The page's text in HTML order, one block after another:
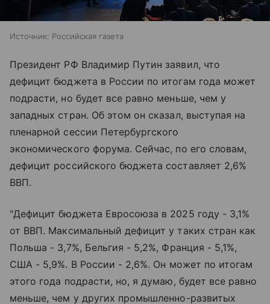
Источник: Российская газета
Президент РФ Владимир Путин заявил, что
дефицит бюджета в России по итогам года может
подрасти, но будет все равно меньше, чем у
западных стран. Об этом он сказал, выступая на
пленарной сессии Петербургского
экономического форума. Сейчас, по его словам,
дефицит российского бюджета составляет 2,6%
ВВП.
"Дефицит бюджета Евросоюза в 2025 году - 3,1%
от ВВП. Максимальный дефицит у таких стран как
Польша - 3,7%, Бельгия - 5,2%, Франция - 5,1%,
США - 5,9%. В России - 2,6%. Он может по итогам
этого года подрасти, но, я думаю, будет все равно
меньше, чем у других промышленно-развитых